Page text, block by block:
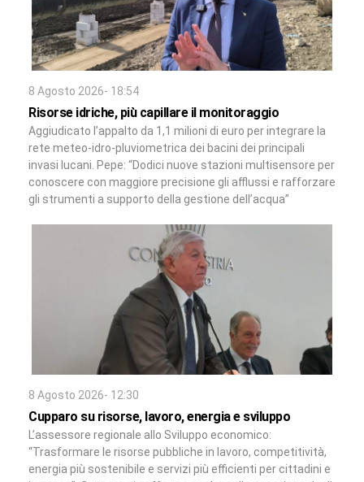
8 Agosto 2026- 18:54
Risorse idriche, più capillare il monitoraggio
Aggiudicato l’appalto da 1,1 milioni di euro per integrare la
rete meteo-idro-pluviometrica dei bacini dei principali
invasi lucani. Pepe: “Dodici nuove stazioni multisensore per
conoscere con maggiore precisione gli afflussi e rafforzare
gli strumenti a supporto della gestione dell’acqua”
8 Agosto 2026- 12:30
Cupparo su risorse, lavoro, energia e sviluppo
L’assessore regionale allo Sviluppo economico:
“Trasformare le risorse pubbliche in lavoro, competitività,
energia più sostenibile e servizi più efficienti per cittadini e